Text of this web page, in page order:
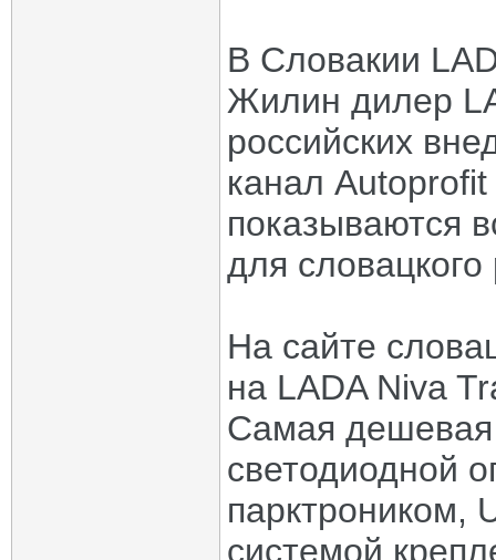
В Словакии
Жилин дилер
российских
канал
показываются
для
На сайте
на LADA Niva
Самая дешевая
светодиодной
парктроником,
системой